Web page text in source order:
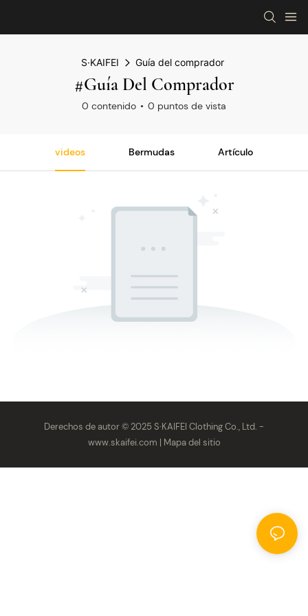
S·KAIFEI Guía del comprador
#Guía Del Comprador
0 contenido 0 puntos de vista
videos Bermudas Artículo
Derechos de autor © 2025 S·KAIFEI Clothing Co., Ltd. -
www.skaifei.com | Mapa del sitio